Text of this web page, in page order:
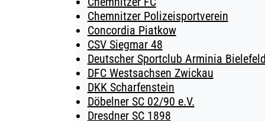
Chemnitzer Polizeisportverein
Concordia Piatkow
CSV Siegmar 48
Deutscher Sportclub Arminia
DFC Westsachsen Zwickau
DKK Scharfenstein
Döbelner SC 02/90 e.V.
Dresdner SC 1898